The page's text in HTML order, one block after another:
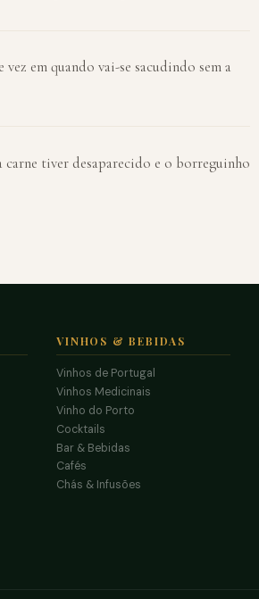
em quando vai-se sacudindo sem a
carne tiver desaparecido e o borreguinho
VINHOS & BEBIDAS
Vinhos de Portugal
Vinhos Medicinais
Vinho do Porto
Cocktails
Bar & Bebidas
Cafés
Chás & Infusões